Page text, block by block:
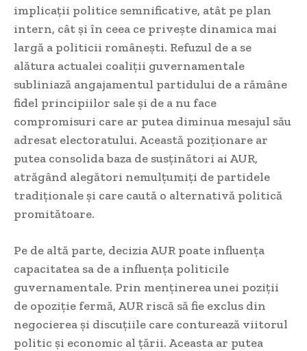
implicații politice semnificative, atât pe plan
intern, cât și în ceea ce privește dinamica mai
largă a politicii românești. Refuzul de a se
alătura actualei coaliții guvernamentale
subliniază angajamentul partidului de a rămâne
fidel principiilor sale și de a nu face
compromisuri care ar putea diminua mesajul său
adresat electoratului. Această poziționare ar
putea consolida baza de susținători ai AUR,
atrăgând alegători nemulțumiți de partidele
tradiționale și care caută o alternativă politică
promitătoare.
Pe de altă parte, decizia AUR poate influența
capacitatea sa de a influența politicile
guvernamentale. Prin menținerea unei poziții
de opoziție fermă, AUR riscă să fie exclus din
negocierea și discuțiile care conturează viitorul
politic și economic al țării. Aceasta ar putea